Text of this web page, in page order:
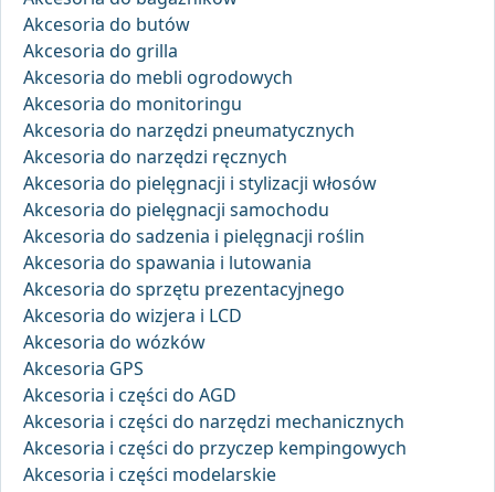
Akcesoria do butów
Akcesoria do grilla
Akcesoria do mebli ogrodowych
Akcesoria do monitoringu
Akcesoria do narzędzi pneumatycznych
Akcesoria do narzędzi ręcznych
Akcesoria do pielęgnacji i stylizacji włosów
Akcesoria do pielęgnacji samochodu
Akcesoria do sadzenia i pielęgnacji roślin
Akcesoria do spawania i lutowania
Akcesoria do sprzętu prezentacyjnego
Akcesoria do wizjera i LCD
Akcesoria do wózków
Akcesoria GPS
Akcesoria i części do AGD
Akcesoria i części do narzędzi mechanicznych
Akcesoria i części do przyczep kempingowych
Akcesoria i części modelarskie